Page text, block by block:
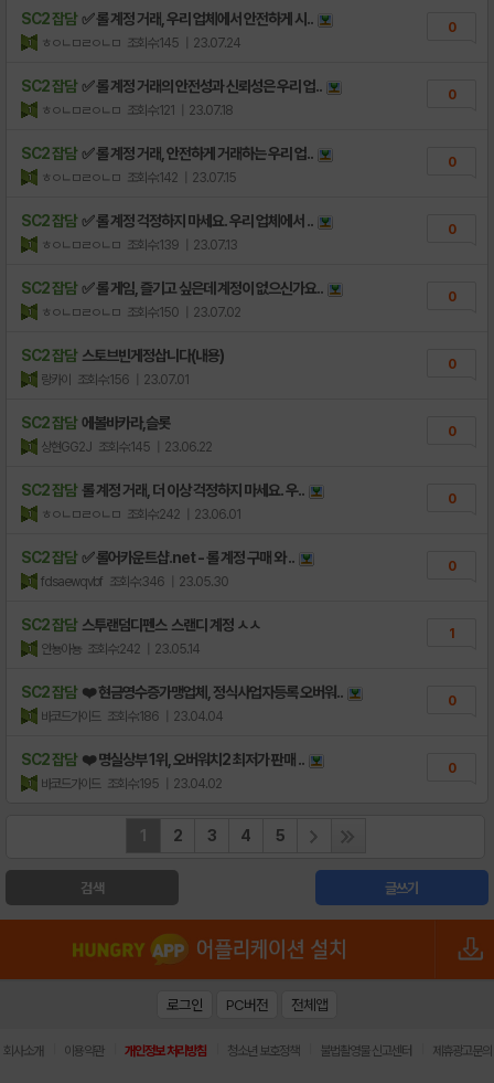
SC2 잡담 ✅ 롤 계정 거래, 우리 업체에서 안전하게 시..
ㅎㅇㄴㅁㄹㅇㄴㅁ 조회수:145 | 23.07.24
0
SC2 잡담 ✅ 롤 계정 거래의 안전성과 신뢰성은 우리 업..
ㅎㅇㄴㅁㄹㅇㄴㅁ 조회수:121 | 23.07.18
0
SC2 잡담 ✅ 롤 계정 거래, 안전하게 거래하는 우리 업..
ㅎㅇㄴㅁㄹㅇㄴㅁ 조회수:142 | 23.07.15
0
SC2 잡담 ✅ 롤 계정 걱정하지 마세요. 우리 업체에서 ..
ㅎㅇㄴㅁㄹㅇㄴㅁ 조회수:139 | 23.07.13
0
SC2 잡담 ✅ 롤 게임, 즐기고 싶은데 계정이 없으신가요..
ㅎㅇㄴㅁㄹㅇㄴㅁ 조회수:150 | 23.07.02
0
SC2 잡담 스토브빈게정삽니다(내용)
랑카이 조회수:156 | 23.07.01
0
SC2 잡담 에볼바카라,슬롯
상현GG2J 조회수:145 | 23.06.22
0
SC2 잡담 롤 계정 거래, 더 이상 걱정하지 마세요. 우..
ㅎㅇㄴㅁㄹㅇㄴㅁ 조회수:242 | 23.06.01
0
SC2 잡담 ✅ 롤어카운트샵.net - 롤 계정 구매 와 ..
fdsaewqvbf 조회수:346 | 23.05.30
0
SC2 잡담 스투랜덤디펜스 스랜디 계정 ㅅㅅ
안뇽아뇽 조회수:242 | 23.05.14
1
SC2 잡담 ❤️ 현금영수증가맹업체, 정식사업자등록 오버워..
바코드가이드 조회수:186 | 23.04.04
0
SC2 잡담 ❤️ 명실상부 1위, 오버워치2 최저가 판매 ..
바코드가이드 조회수:195 | 23.04.02
0
1 2 3 4 5
검색 글쓰기
로그인 PC버전 전체앱
회사소개 이용약관 개인정보 처리방침 청소년 보호정책 불법촬영물 신고센터 제휴광고문의